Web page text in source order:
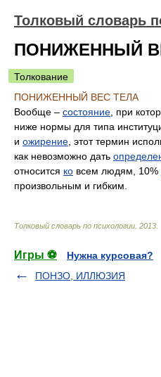
Толковый словарь
ПОНИЖЕННЫЙ
Толкование
ПОНИЖЕННЫЙ ВЕС ТЕЛА
Вообще – состояние , при
ниже нормы для типа
и ожирение , этот термин
как невозможно дать
относится ко всем людям, 10%
произвольным и гибким.
Толковый словарь по психологии 2013
Игры ⚽
Нужна курсовая?
ПОНЗО, ИЛЛЮЗИЯ